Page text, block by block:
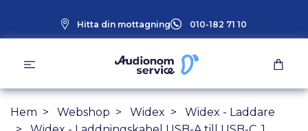
Hitta din mottagning 010-182 71 10
Hem Webshop Widex
Widex - Laddare